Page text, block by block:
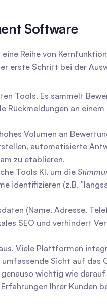
Software
Reihe von
erste Schritt bei der
Tools. Es sammelt
Rückmeldungen an
Volumen an
automatisierte
zu etablieren.
Tools KI, um die
identifizieren (z.B.
(Name, Adresse,
SEO und verhindert
Viele Plattformen
Sicht auf das
wichtig wie
Ihrer Kunden